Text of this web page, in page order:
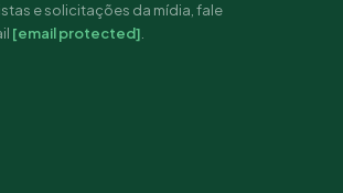
e solicitações da mídia, fale
[email protected]